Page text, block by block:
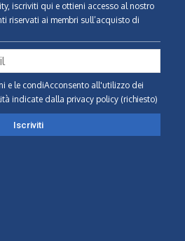
iscriviti qui e ottieni accesso al nostro
riservati ai membri sull’acquisto di
e le condiAcconsento all'utilizzo dei
indicate dalla privacy policy (richiesto)